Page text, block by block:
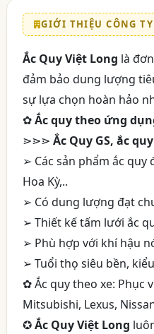
GIỚI THIỆU CÔNG TY
Ắc Quy Việt Long là
đảm bảo dung lượng
sự lựa chọn hoàn hảo
✿Ắc quy theo ứng
⋗⋗⋗ Ắc Quy GS, ắc
➢ Các sản phẩm ắc
Hoa Kỳ,..
➢ Có dung lượng đạt
➢ Thiết kế tấm lưới ắc
➢ Phù hợp với khí hậu
➢ Tuổi thọ siêu bền,
✿ Ắc quy theo xe: Phục
Mitsubishi, Lexus,
✪Ắc Quy Việt Long